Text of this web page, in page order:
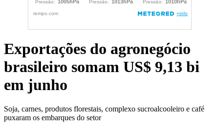
Exportações do agronegócio
brasileiro somam US$ 9,13 bi
em junho
Soja, carnes, produtos florestais, complexo sucroalcooleiro e café
puxaram os embarques do setor